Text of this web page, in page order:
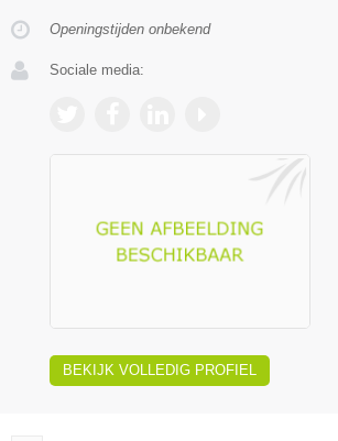
Openingstijden onbekend
Sociale media:
BEKIJK VOLLEDIG PROFIEL